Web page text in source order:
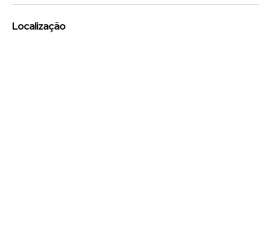
Localização